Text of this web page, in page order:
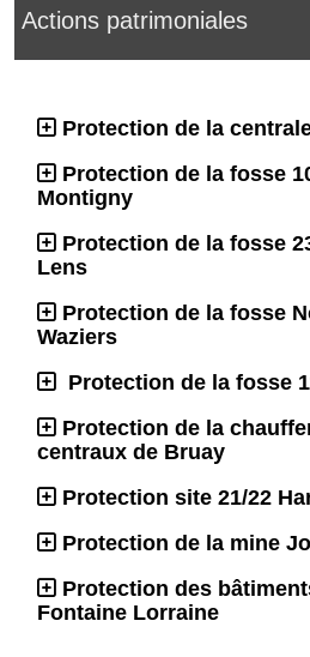
Actions patrimoniales
Protection de la
Protection de la fosse
Montigny
Protection de la fosse
Lens
Protection de la fosse
Waziers
Protection de la fosse
Protection de la
centraux de Bruay
Protection site 21/22
Protection de la mine
Protection des
Fontaine Lorraine